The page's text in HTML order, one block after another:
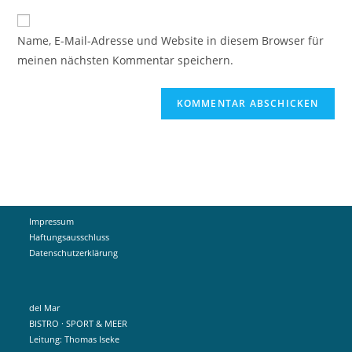
ein
zum
Kommentieren
ein
Website-
URL
Name, E-Mail-Adresse und Website in diesem Browser für
meinen nächsten Kommentar speichern.
Impressum
Haftungsausschluss
Datenschutzerklärung
del Mar
BISTRO · SPORT & MEER
Leitung: Thomas Iseke